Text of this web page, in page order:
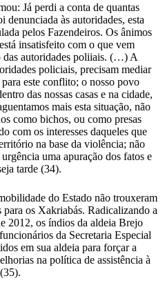
Já perdi a conta de quantas
denunciada às autoridades, esta
pelos Fazendeiros. Os ânimos
insatisfeito com o que vem
das autoridades poliiais. (…) A
policiais, precisam mediar
este conflito; o nosso povo
das nossas casas e na cidade,
mais esta situação, não
como bichos, ou como presas
com os interesses daqueles que
na base da violência; não
uma apuração dos fatos e
tarde (34).
do Estado não trouxeram
para os Xakriabás. Radicalizando a
2012, os índios da aldeia Brejo
da Secretaria Especial
em sua aldeia para forçar a
na política de assistência à